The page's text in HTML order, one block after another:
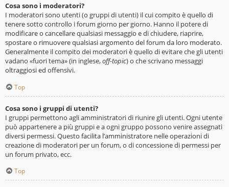
Cosa sono i moderatori?
I moderatori sono utenti (o gruppi di utenti) il cui compito è quello di
tenere sotto controllo i forum giorno per giorno. Hanno il potere di
modificare o cancellare qualsiasi messaggio e di chiudere, riaprire,
spostare o rimuovere qualsiasi argomento del forum da loro moderato.
Generalmente il compito dei moderatori è quello di evitare che gli utenti
vadano «fuori tema» (in inglese,off-topic) o che scrivano messaggi
oltraggiosi ed offensivi.
Top
Cosa sono i gruppi di utenti?
I gruppi permettono agli amministratori di riunire gli utenti. Ogni utente
può appartenere a più gruppi e a ogni gruppo possono venire assegnati
diversi permessi. Questo facilita l’amministratore nelle operazioni di
creazione di moderatori per un forum, o di concessione di permessi per
un forum privato, ecc.
Top